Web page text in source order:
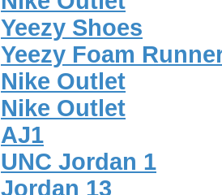
Yeezy Shoes
Yeezy Foam
Nike Outlet
Nike Outlet
AJ1
UNC Jordan 1
Jordan 13